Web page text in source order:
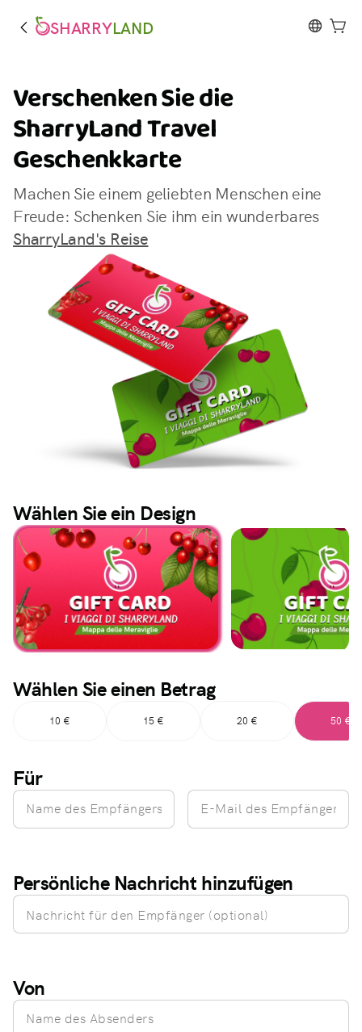
SHARRYLAND
Verschenken Sie die
SharryLand Travel
Geschenkkarte
Machen Sie einem geliebten Menschen eine
Freude: Schenken Sie ihm ein wunderbares
SharryLand's Reise
Wählen Sie ein Design
'' ''
Wählen Sie einen Betrag
10 € 15 € 20 € 50 €
Für
Persönliche Nachricht hinzufügen
Von